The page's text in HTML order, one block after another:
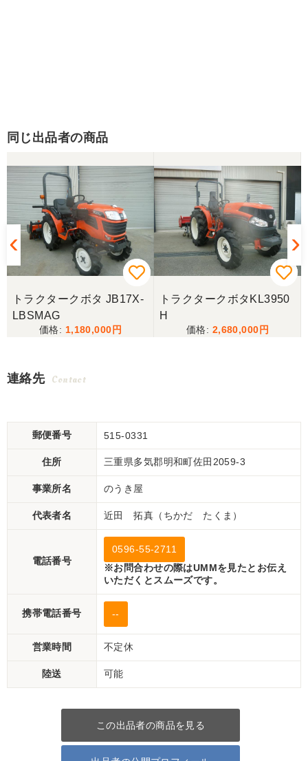
同じ出品者の商品
トラクタークボタ JB17X-
LBSMAG
1,180,000
トラクタークボタKL3950
H
2,680,000
連絡先 Contact
郵便番号 515-0331
住所 三重県多気郡明和町佐田2059-3
事業所名 のうき屋
代表者名 近田 拓真（ちかだ たくま）
電話番号
0596-55-2711
※お問合わせの際はUMMを見たとお伝え
いただくとスムーズです。
携帯電話番号 --
営業時間 不定休
陸送 可能
この出品者の商品を見る